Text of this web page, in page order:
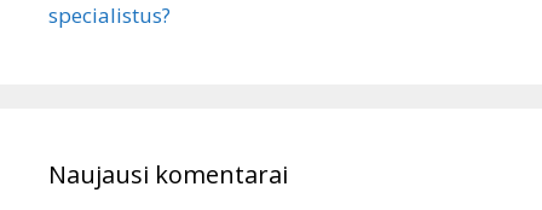
specialistus?
Naujausi komentarai